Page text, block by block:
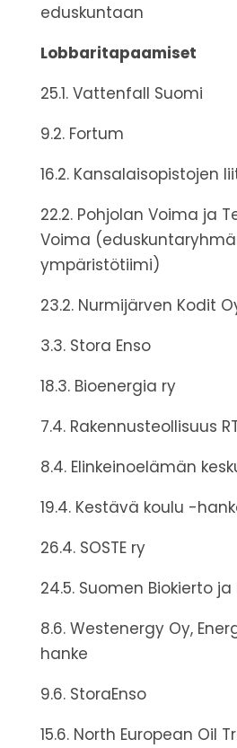
eduskuntaan
Lobbaritapaamiset
25.1. Vattenfall Suomi
9.2. Fortum
16.2. Kansalaisopistojen
22.2. Pohjolan Voima ja
Voima
ympäristötiimi)
23.2. Nurmijärven Kodit
3.3. Stora Enso
18.3. Bioenergia ry
7.4. Rakennusteollisuus
8.4. Elinkeinoelämän
19.4. Kestävä koulu -
26.4. SOSTE ry
24.5. Suomen Biokierto
8.6. Westenergy Oy,
hanke
9.6. StoraEnso
15.6. North European Oil